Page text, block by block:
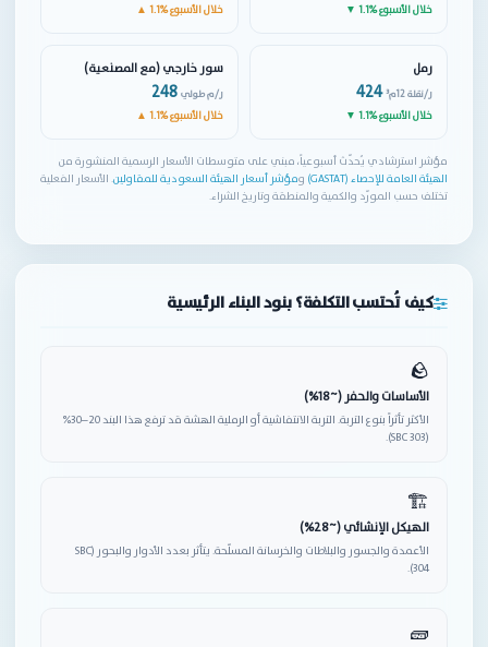
▼ 1.1% خلال الأسبوع ▲ 1.1% خلال الأسبوع
رمل
424 ر/نقلة 12م³
▼ 1.1% خلال الأسبوع
سور خارجي (مع المصنعية)
248 ر/م طولي
▲ 1.1% خلال الأسبوع
مؤشر استرشادي يُحدّث أسبوعياً، مبني على متوسطات الأسعار الرسمية المنشورة من
الهيئة العامة للإحصاء (GASTAT)
ومؤشر أسعار الهيئة السعودية للمقاولين. الأسعار الفعلية
تختلف حسب المورّد والكمية والمنطقة وتاريخ الشراء.
كيف تُحتسب التكلفة؟ بنود البناء الرئيسية
🪨
الأساسات والحفر (~18%)
الأكثر تأثراً بنوع التربة. التربة الانتفاشية أو الرملية الهشة قد ترفع هذا البند 20–30%
(SBC 303).
🏗
الهيكل الإنشائي (~28%)
الأعمدة والجسور والبلاطات والخرسانة المسلّحة. يتأثر بعدد الأدوار والبحور (SBC
304).
🧱